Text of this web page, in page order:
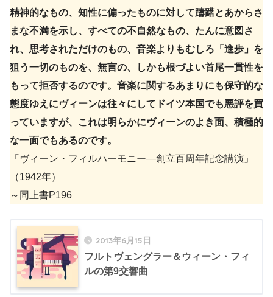
精神的なもの、知性に偏ったものに対して躊躇とあからさ
まな不満を示し、すべての不自然なもの、たんに意図さ
れ、思考されただけのもの、音楽よりもむしろ「進歩」を
狙う一切のものを、無言の、しかも根づよい首尾一貫性を
もって拒否するのです。音楽に関するあまりにも保守的な
態度ゆえにヴィーンは往々にしてドイツ本国でも悪評を買
っていますが、これは明らかにヴィーンのよき面、積極的
な一面でもあるのです。
「ヴィーン・フィルハーモニー—創立百周年記念講演」
（1942年）
～同上書P196
2013年6月15日
フルトヴェングラー＆ウィーン・フィ
ルの第9交響曲